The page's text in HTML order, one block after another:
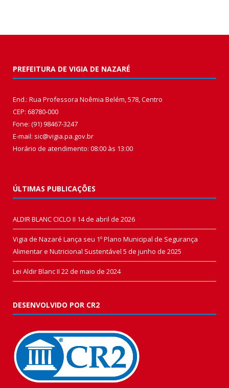
PREFEITURA DE VIGIA DE NAZARÉ
End.: Rua Professora Noêmia Belém, 578, Centro
CEP: 68780-000
Fone: (91) 98467-3247
E-mail: sic@vigia.pa.gov.br
Horário de atendimento: 08:00 às 13:00
ÚLTIMAS PUBLICAÇÕES
ALDIR BLANC CICLO II 14 de abril de 2026
Vigia de Nazaré Lança seu 1º Plano Municipal de Segurança
Alimentar e Nutricional Sustentável 5 de junho de 2025
Lei Aldir Blanc II 22 de maio de 2024
DESENVOLVIDO POR CR2